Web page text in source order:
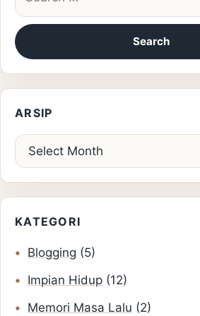
ARSIP
Arsip
KATEGORI
Blogging (5)
Impian Hidup (12)
Memori Masa Lalu (2)